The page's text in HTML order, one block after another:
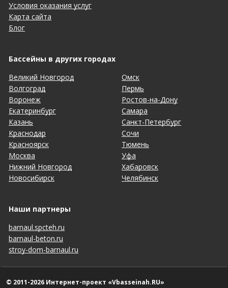
Условия оказания услуг
Карта сайта
Блог
Бассейны в других городах
Великий Новгород
Волгоград
Воронеж
Екатеринбург
Казань
Краснодар
Красноярск
Москва
Нижний Новгород
Новосибирск
Омск
Пермь
Ростов-на-Дону
Самара
Санкт-Петербург
Сочи
Тюмень
Уфа
Хабаровск
Челябинск
Наши партнеры
barnaul.spcteh.ru
barnaul-beton.ru
stroy-dom-barnaul.ru
© 2011-2026 Интернет-проект «Vbasseinah.RU»